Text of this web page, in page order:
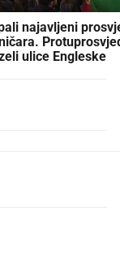
najavljeni
ulice Engleske